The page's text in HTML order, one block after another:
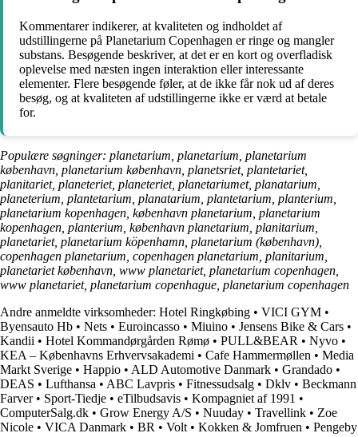
Kommentarer indikerer, at kvaliteten og indholdet af
udstillingerne på Planetarium Copenhagen er ringe og mangler
substans. Besøgende beskriver, at det er en kort og overfladisk
oplevelse med næsten ingen interaktion eller interessante
elementer. Flere besøgende føler, at de ikke får nok ud af deres
besøg, og at kvaliteten af udstillingerne ikke er værd at betale
for.
Populære søgninger: planetarium, planetarium, planetarium
københavn, planetarium københavn, planetsriet, plantetariet,
planitariet, planeteriet, planeteriet, planetariumet, planatarium,
planeterium, plantetarium, planatarium, plantetarium, planterium,
planetarium kopenhagen, københavn planetarium, planetarium
kopenhagen, planterium, københavn planetarium, planitarium,
planetariet, planetarium köpenhamn, planetarium (københavn),
copenhagen planetarium, copenhagen planetarium, planitarium,
planetariet københavn, www planetariet, planetarium copenhagen,
www planetariet, planetarium copenhague, planetarium copenhagen
Andre anmeldte virksomheder: Hotel Ringkøbing • VICI GYM •
Byensauto Hb • Nets • Euroincasso • Miuino • Jensens Bike & Cars •
Kandii • Hotel Kommandørgården Rømø • PULL&BEAR • Nyvo •
KEA – Københavns Erhvervsakademi • Cafe Hammermøllen • Media
Markt Sverige • Happio • ALD Automotive Danmark • Grandado •
DEAS • Lufthansa • ABC Lavpris • Fitnessudsalg • Dklv • Beckmann
Farver• Sport-Tiedje • eTilbudsavis • Kompagniet af 1991 •
ComputerSalg.dk • Grow Energy A/S • Nuuday • Travellink • Zoe
Nicole • VICA Danmark • BR • Volt • Kokken & Jomfruen • Pengeby